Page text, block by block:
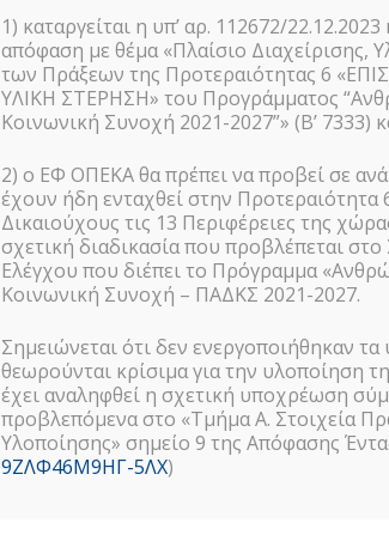
1) καταργείται η υπ’ αρ. 112672/
απόφαση με θέμα «Πλαίσιο Διαχείρισης,
των Πράξεων της Προτεραιότητας 6
ΥΛΙΚΗ ΣΤΕΡΗΣΗ» του Προγράμματος
Κοινωνική Συνοχή 2021-2027”» (Β’ 7333)
2) ο ΕΦ ΟΠΕΚΑ θα πρέπει να προβεί σε
έχουν ήδη ενταχθεί στην
Δικαιούχους τις 13 Περιφέρειες της
σχετική διαδικασία που προβλέπεται
Ελέγχου που διέπει το Πρόγραμμα
Κοινωνική Συνοχή – ΠΑΔΚΣ 2021-2027.
Σημειώνεται ότι δεν ενεργοποιήθηκαν
θεωρούνται κρίσιμα για την υλοποίηση
έχει αναληφθεί η σχετική υποχρέωση
προβλεπόμενα στο «Τμήμα Α. Στοιχεία
Υλοποίησης» σημείο 9 της Απόφασης
9ΖΛΦ46Μ9ΗΓ-5ΛΧ)